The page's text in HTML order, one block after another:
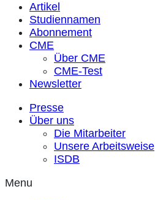
Artikel
Studiennamen
Abonnement
CME
Über CME
CME-Test
Newsletter
Presse
Über uns
Die Mitarbeiter
Unsere Arbeitsweise
ISDB
Menu